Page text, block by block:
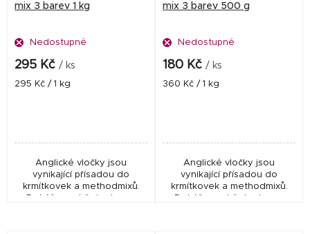
mix 3 barev 1 kg
Nedostupné
295 Kč / ks
Měrná
295 Kč / 1 kg
Anglické vločky jsou
vynikající přísadou do
krmítkovek a methodmixů.
Dokážou udržet ryby na
mix 3 barev 500 g
Nedostupné
180 Kč / ks
Měrná
360 Kč / 1 kg
Anglické vločky jsou
vynikající přísadou do
krmítkovek a methodmixů.
Dokážou udržet ryby na